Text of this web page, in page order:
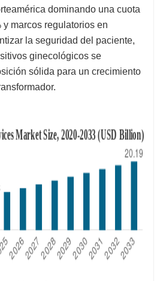
dominando una cuota
marcos regulatorios en
la seguridad del paciente,
ginecológicos se
sólida para un crecimiento